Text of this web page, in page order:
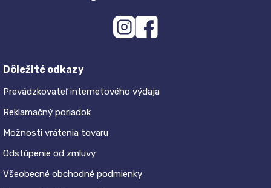
Dôležité odkazy
Prevádzkovateľ internetového výdaja
Reklamačný poriadok
Možnosti vrátenia tovaru
Odstúpenie od zmluvy
Všeobecné obchodné podmienky